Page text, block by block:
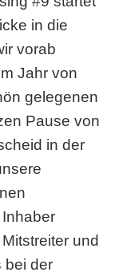
in die
vorab
Jahr von
gelegenen
Pause von
in der
und
bei der